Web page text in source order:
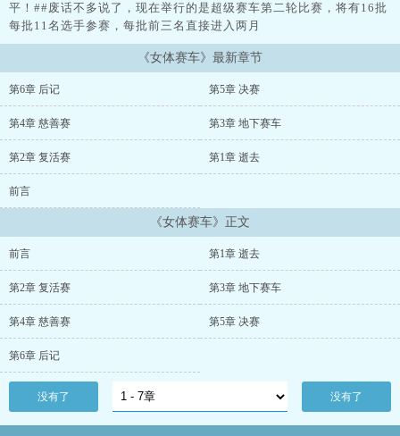
平！##废话不多说了，现在举行的是超级赛车第二轮比赛，将有16批
每批11名选手参赛，每批前三名直接进入两月
《女体赛车》最新章节
第6章 后记 第5章 决赛
第4章 慈善赛 第3章 地下赛车
第2章 复活赛 第1章 逝去
前言
《女体赛车》正文
前言 第1章 逝去
第2章 复活赛 第3章 地下赛车
第4章 慈善赛 第5章 决赛
第6章 后记
没有了 没有了